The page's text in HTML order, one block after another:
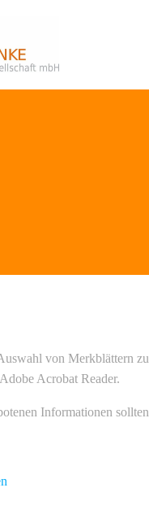
von Merkblättern
Acrobat Reader.
Informationen